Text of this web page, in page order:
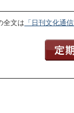
全文は 「日刊文化通